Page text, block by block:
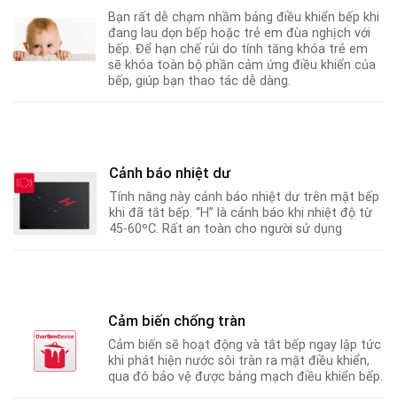
Bạn rất dễ chạm nhầm bảng điều khiển bếp khi
đang lau dọn bếp hoặc trẻ em đùa nghịch với
bếp. Để hạn chế rủi do tính tăng khóa trẻ em
sẽ khóa toàn bộ phần cảm ứng điều khiển của
bếp, giúp bạn thao tác dễ dàng.
Cảnh báo nhiệt dư
Tính năng này cảnh báo nhiệt dư trên mặt bếp
khi đã tắt bếp. “H” là cảnh báo khi nhiệt độ từ
45-60ºC. Rất an toàn cho người sử dụng
Cảm biến chống tràn
Cảm biến sẽ hoạt động và tắt bếp ngay lập tức
khi phát hiện nước sôi tràn ra mặt điều khiển,
qua đó bảo vệ được bảng mạch điều khiển bếp.